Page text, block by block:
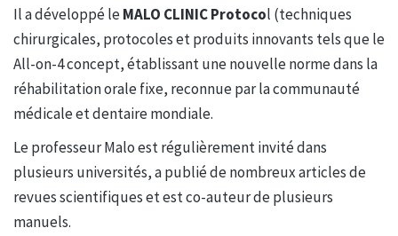
Il a développé leMALO CLINIC Protocol (techniques
chirurgicales, protocoles et produits innovants tels que le
All-on-4 concept, établissant une nouvelle norme dans la
réhabilitation orale fixe, reconnue par la communauté
médicale et dentaire mondiale.
Le professeur Malo est régulièrement invité dans
plusieurs universités, a publié de nombreux articles de
revues scientifiques et est co-auteur de plusieurs
manuels.